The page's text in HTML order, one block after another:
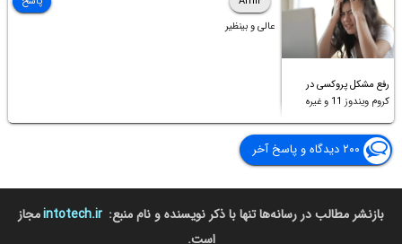
رفع مشکل پروکسی در
کروم ویندوز 11 و غیره
عالی و بینظیر
۲۰۰ دیدگاه و پاسخ آخر
بازنشر مطالب در رسانه‌ها تنها با ذکر نویسنده و نام منبع: intotech.irمجاز
است.